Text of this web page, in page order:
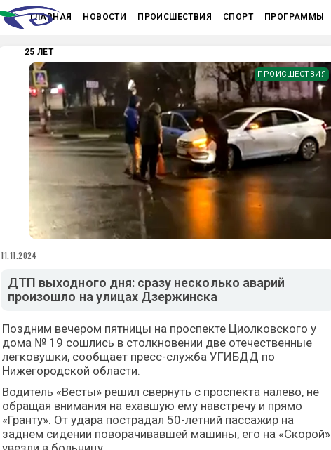
ГЛАВНАЯ НОВОСТИ ПРОИСШЕСТВИЯ СПОРТ ПРОГРАММЫ
25 ЛЕТ
ПРОИСШЕСТВИЯ
11.11.2024
ДТП выходного дня: сразу несколько аварий
произошло на улицах Дзержинска
Поздним вечером пятницы на проспекте Циолковского у
дома № 19 сошлись в столкновении две отечественные
легковушки, сообщает пресс-служба УГИБДД по
Нижегородской области.
Водитель «Весты» решил свернуть с проспекта налево, не
обращая внимания на ехавшую ему навстречу и прямо
«Гранту». От удара пострадал 50-летний пассажир на
заднем сидении поворачивавшей машины, его на «Скорой»